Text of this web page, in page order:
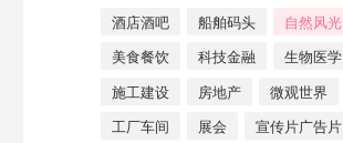
酒店酒吧
船舶码头 自然风光
美食餐饮
科技金融 生物医学
施工建设
房地产 微观世界
工厂车间
展会 宣传片广告片